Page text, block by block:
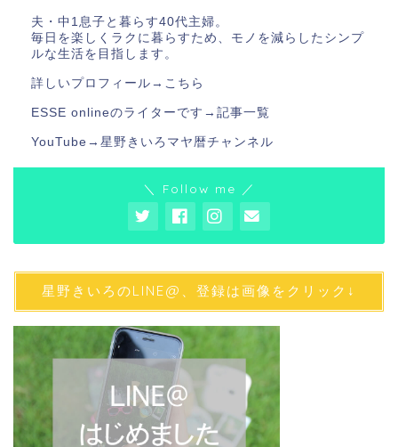
夫・中1息子と暮らす40代主婦。
毎日を楽しくラクに暮らすため、モノを減らしたシンプ
ルな生活を目指します。
詳しいプロフィール→ こちら
ESSE onlineのライターです→ 記事一覧
YouTube→ 星野きいろマヤ暦チャンネル
＼ Follow me ／
星野きいろのLINE@、登録は画像をクリック↓